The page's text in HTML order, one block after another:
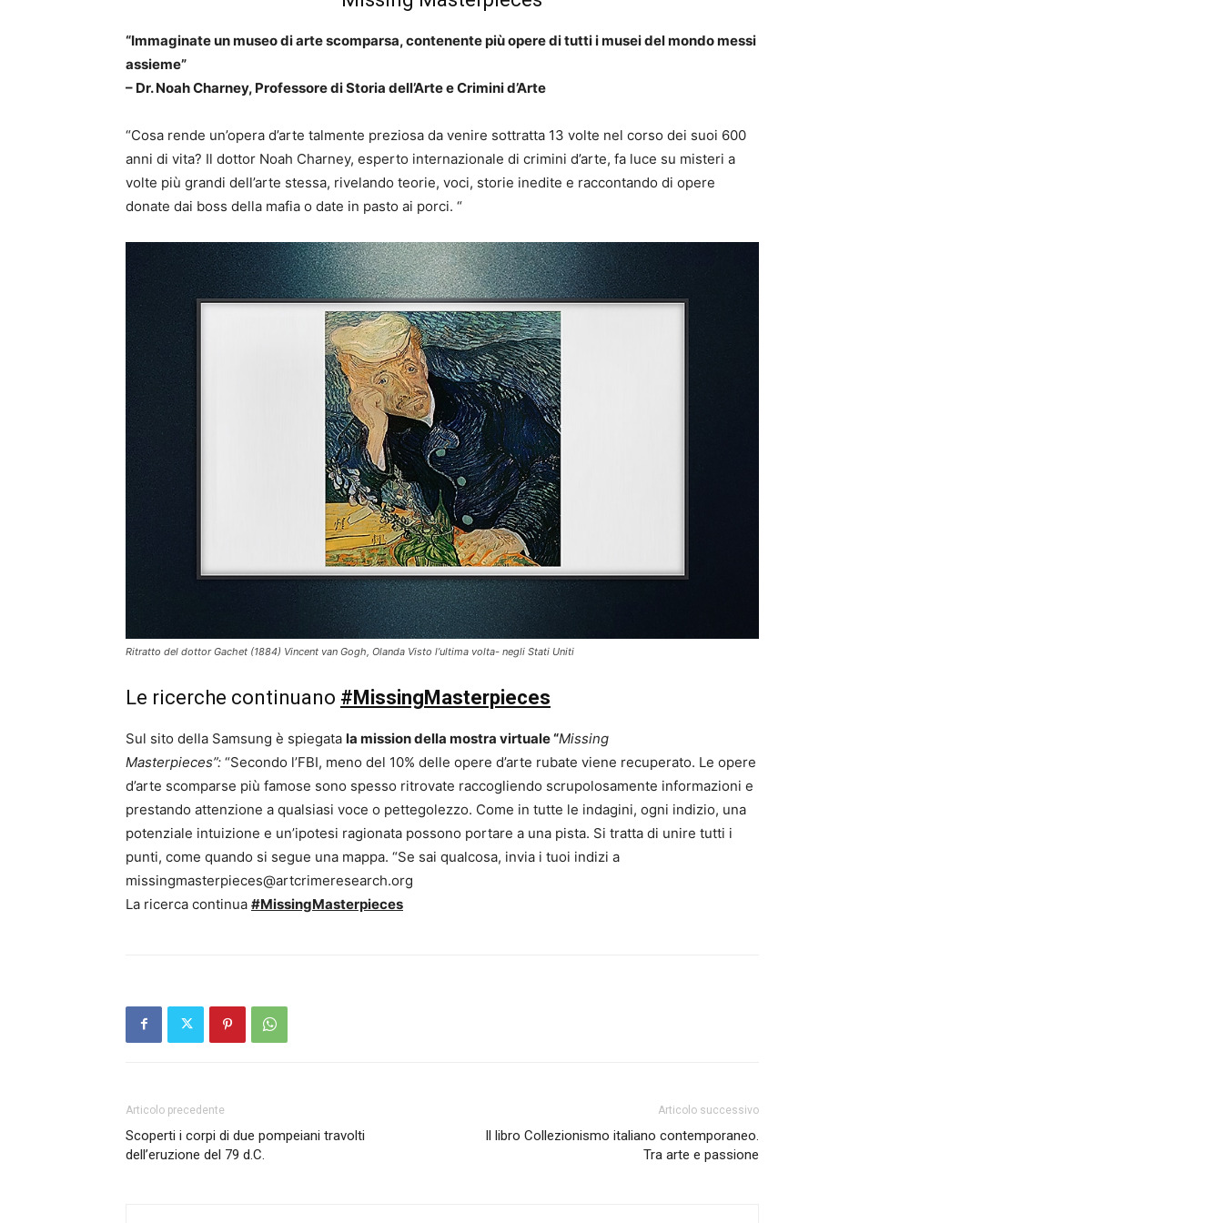
“Immaginate un museo di arte scomparsa, contenente più opere di tutti i musei del mondo messi
assieme”
– Dr. Noah Charney, Professore di Storia dell’Arte e Crimini d’Arte
“Cosa rende un’opera d’arte talmente preziosa da venire sottratta 13 volte nel corso dei suoi 600
anni di vita? Il dottor Noah Charney, esperto internazionale di crimini d’arte, fa luce su misteri a
volte più grandi dell’arte stessa, rivelando teorie, voci, storie inedite e raccontando di opere
donate dai boss della mafia o date in pasto ai porci. “
Ritratto del dottor Gachet (1884) Vincent van Gogh, Olanda Visto l’ultima volta- negli Stati Uniti
Le ricerche continuano #MissingMasterpieces
Sul sito della Samsung è spiegata la mission della mostra virtuale “Missing
Masterpieces”: “Secondo l’FBI, meno del 10% delle opere d’arte rubate viene recuperato. Le opere
d’arte scomparse più famose sono spesso ritrovate raccogliendo scrupolosamente informazioni e
prestando attenzione a qualsiasi voce o pettegolezzo. Come in tutte le indagini, ogni indizio, una
potenziale intuizione e un’ipotesi ragionata possono portare a una pista. Si tratta di unire tutti i
punti, come quando si segue una mappa. “Se sai qualcosa, invia i tuoi indizi a
missingmasterpieces@artcrimeresearch.org
La ricerca continua #MissingMasterpieces
Articolo precedente
Scoperti i corpi di due pompeiani travolti
dell’eruzione del 79 d.C.
Articolo successivo
Il libro Collezionismo italiano contemporaneo.
Tra arte e passione